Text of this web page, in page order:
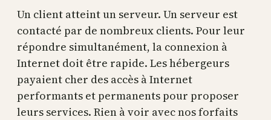
Un client atteint un serveur. Un serveur est
contacté par de nombreux clients. Pour leur
répondre simultanément, la connexion à
Internet doit être rapide. Les hébergeurs
payaient cher des accès à Internet
performants et permanents pour proposer
leurs services. Rien à voir avec nos forfaits